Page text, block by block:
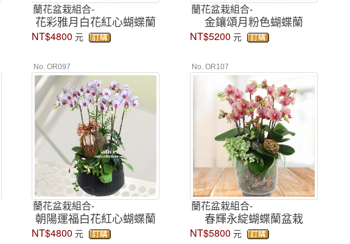
蘭花盆栽組合-
花彩雅月白花紅心蝴蝶蘭
NT$4800 元
蘭花盆栽組合-
金鑲頌月粉色蝴蝶蘭
NT$5200 元
No. OR097
蘭花盆栽組合-
朝陽運福白花紅心蝴蝶蘭
NT$4800 元
No. OR107
蘭花盆栽組合-
春輝永綻蝴蝶蘭盆栽
NT$5800 元